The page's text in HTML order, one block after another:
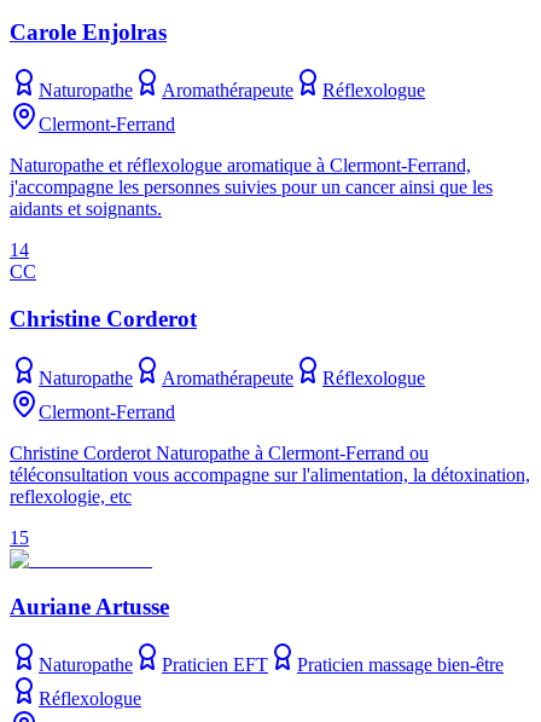
Carole Enjolras
Naturopathe Aromathérapeute
Réflexologue
Clermont-Ferrand
Naturopathe et réflexologue aromatique à Clermont-Ferrand,
j'accompagne les personnes suivies pour un cancer ainsi que les
aidants et soignants.
14
CC
Christine Corderot
Naturopathe Aromathérapeute
Réflexologue
Clermont-Ferrand
Christine Corderot Naturopathe à Clermont-Ferrand ou
téléconsultation vous accompagne sur l'alimentation, la détoxination,
reflexologie, etc
15
Auriane Artusse
Naturopathe Praticien EFT
Praticien massage bien-être
Réflexologue